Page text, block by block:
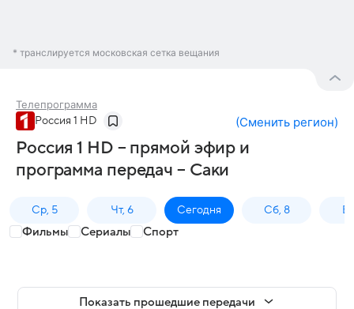
* транслируется московская сетка вещания
Телепрограмма
Россия 1 HD (Сменить регион)
Россия 1 HD – прямой эфир и
программа передач – Саки
Ср, 5 Чт, 6 Сегодня Сб, 8
Фильмы Сериалы Спорт
Показать прошедшие передачи